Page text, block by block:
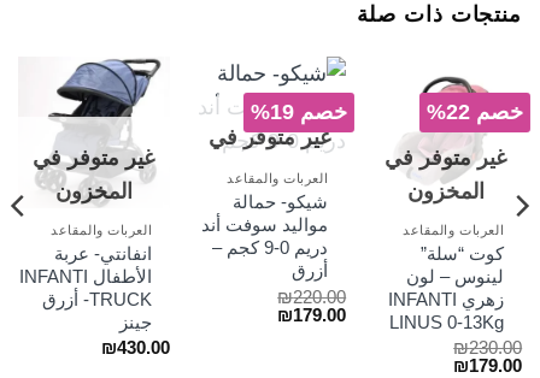
منتجات ذات صلة
خصم 22%
غير متوفر في
المخزون
العربات والمقاعد
كوت “سلة”
لينوس – لون
زهري INFANTI
LINUS 0-13Kg
₪230.00
السعر ₪179.00
السعر
خصم 19%
غير متوفر في
المخزون
العربات والمقاعد
شيكو- حمالة
مواليد سوفت أند
دريم 0-9 كجم –
أزرق
₪220.00
السعر ₪179.00
السعر
غير متوفر في
المخزون
العربات والمقاعد
انفانتي- عربة
الأطفال INFANTI
TRUCK- أزرق
جينز
₪430.00